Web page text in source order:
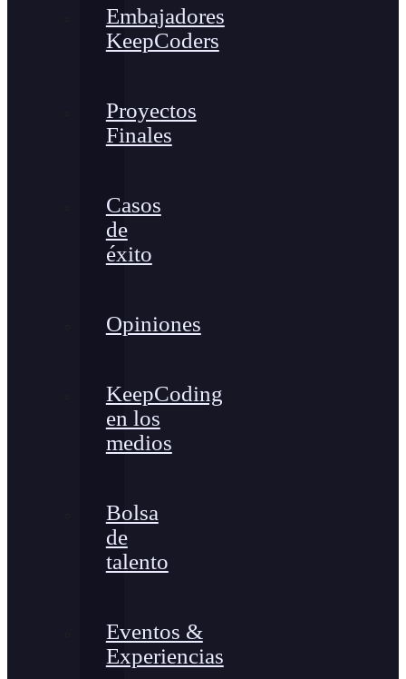
Embajadores
KeepCoders
Proyectos
Finales
Casos
de
éxito
Opiniones
KeepCoding
en los
medios
Bolsa
de
talento
Eventos &
Experiencias